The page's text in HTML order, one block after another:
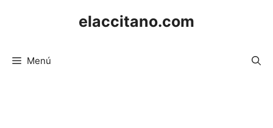
elaccitano.com
Menú